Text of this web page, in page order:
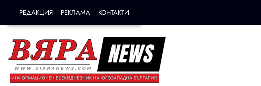
РЕДАКЦИЯ РЕКЛАМА КОНТАКТИ